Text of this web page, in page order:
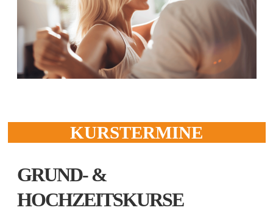
KURSTERMINE
GRUND- &
HOCHZEITSKURSE